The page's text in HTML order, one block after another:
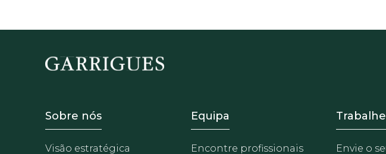
Footer - Sobre Nosotros
Sobre nós
Visão estratégica
Footer - Equipo
Equipa
Encontre profissionais Envie o